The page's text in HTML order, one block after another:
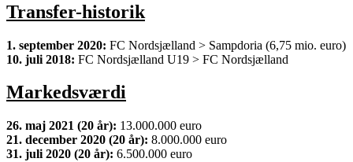
Transfer-historik
1. september 2020: FC Nordsjælland > Sampdoria (6,75 mio. euro)
10. juli 2018: FC Nordsjælland U19 > FC Nordsjælland
Markedsværdi
26. maj 2021 (20 år): 13.000.000 euro
21. december 2020 (20 år): 8.000.000 euro
31. juli 2020 (20 år): 6.500.000 euro